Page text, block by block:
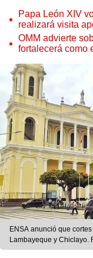
Papa León XIV
realizará visita
OMM advierte
fortalecerá como
ENSA anunció que
Lambayeque y Chiclayo.